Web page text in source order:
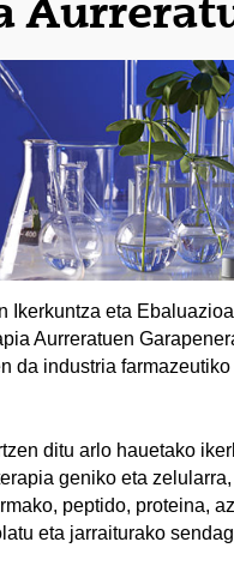
Ikerkuntza eta
Aurreratuen
da industria
ditu arlo hauetako
geniko eta
peptido, proteina,
eta jarraiturako